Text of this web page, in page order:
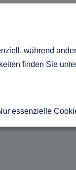
während
finden Sie
essenzielle